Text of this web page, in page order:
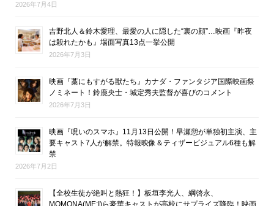
2026年7月4日
吉野北人＆鈴木愛理、最愛の人に隠した“裏の顔”…映画『昨夜
は殺れたかも』場面写真13点一挙公開
2026年7月3日
映画『藁にもすがる獣たち』カナダ・ファンタジア国際映画祭
ノミネート！鈴鹿央士・城定秀夫監督が喜びのコメント
2026年7月3日
映画『呪いのスマホ』11月13日公開！早瀬憩が単独初主演、主
要キャスト7人が解禁。特報映像＆ティザービジュアル6種も解
禁
2026年7月2日
【全校生徒が絶叫と熱狂！】板垣李光人、綱啓永、
MOMONA(ME:I)ら豪華キャストが高校にサプライズ降臨！映画